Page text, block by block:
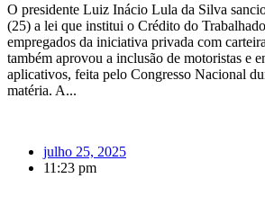
O presidente Luiz Inácio Lula da Silva
(25) a lei que institui o Crédito do
empregados da iniciativa privada com
também aprovou a inclusão de motoristas e
aplicativos, feita pelo Congresso Nacional
matéria. A...
julho 25, 2025
11:23 pm